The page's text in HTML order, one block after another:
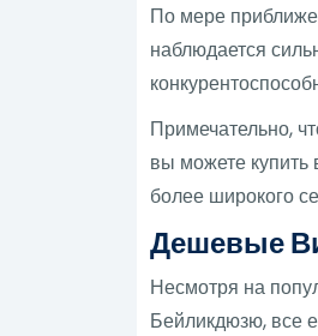
По мере
наблюдается
Примечательно,
вы можете купить
более широкого
Дешевые
Несмотря на
Бейликдюзю, все